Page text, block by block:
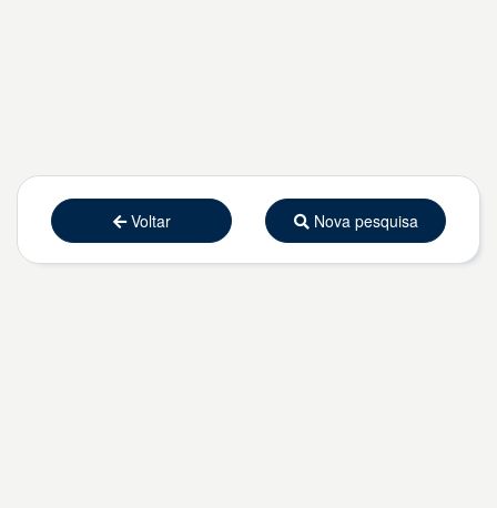
Voltar Nova pesquisa